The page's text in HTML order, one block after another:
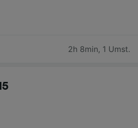
2h 8min, 1 Umst.